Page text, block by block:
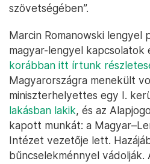
szövetségében”.
Marcin Romanowski lengyel
magyar-lengyel kapcsolatok
korábban itt írtunk
Magyarországra menekült
miniszterhelyettes egy I.
lakásban lakik, és az
kapott munkát: a
Intézet vezetője lett.
bűncselekménnyel vádolják.